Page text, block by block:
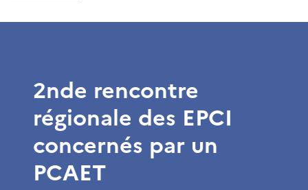
2nde rencontre
régionale des EPCI
concernés par un
PCAET